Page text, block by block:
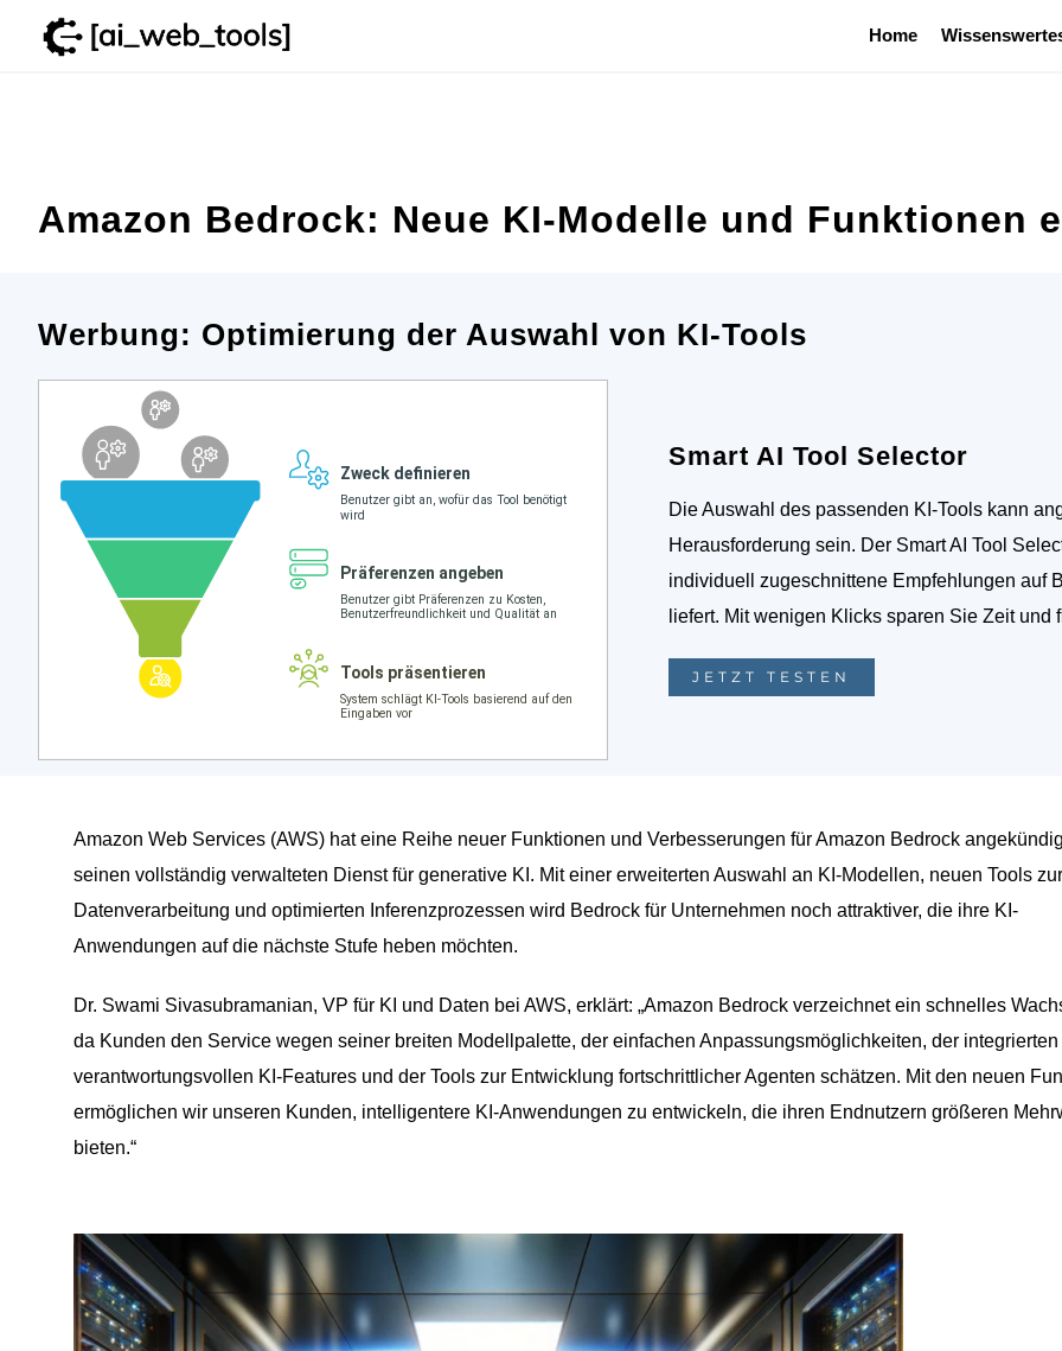
Home
Amazon Bedrock: Neue KI-Modelle und Funktionen
Werbung: Optimierung der Auswahl von KI-Tools
Smart AI Tool Selector
Die Auswahl des passenden KI-Tools kann
Herausforderung sein. Der Smart AI Tool
individuell zugeschnittene Empfehlungen auf
liefert. Mit wenigen Klicks sparen Sie Zeit
JETZT TESTEN
Amazon Web Services (AWS) hat eine Reihe neuer Funktionen und Verbesserungen für Amazon Bedrock
seinen vollständig verwalteten Dienst für generative KI. Mit einer erweiterten Auswahl an KI-Modellen, neuen Tools zur
Datenverarbeitung und optimierten Inferenzprozessen wird Bedrock für Unternehmen noch attraktiver, die ihre KI-
Anwendungen auf die nächste Stufe heben möchten.
Dr. Swami Sivasubramanian, VP für KI und Daten bei AWS, erklärt: „Amazon Bedrock verzeichnet ein schnelles
da Kunden den Service wegen seiner breiten Modellpalette, der einfachen Anpassungsmöglichkeiten, der integrierten
verantwortungsvollen KI-Features und der Tools zur Entwicklung fortschrittlicher Agenten schätzen. Mit den neuen
ermöglichen wir unseren Kunden, intelligentere KI-Anwendungen zu entwickeln, die ihren Endnutzern größeren
bieten.“